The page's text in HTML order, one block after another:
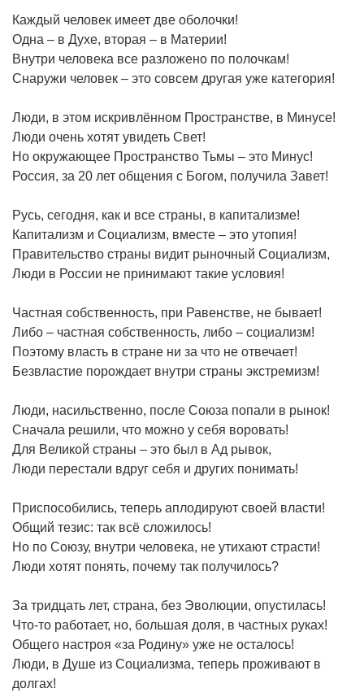
Каждый человек имеет две оболочки!
Одна – в Духе, вторая – в Материи!
Внутри человека все разложено по полочкам!
Снаружи человек – это совсем другая уже категория!
Люди, в этом искривлённом Пространстве, в Минусе!
Люди очень хотят увидеть Свет!
Но окружающее Пространство Тьмы – это Минус!
Россия, за 20 лет общения с Богом, получила Завет!
Русь, сегодня, как и все страны, в капитализме!
Капитализм и Социализм, вместе – это утопия!
Правительство страны видит рыночный Социализм,
Люди в России не принимают такие условия!
Частная собственность, при Равенстве, не бывает!
Либо – частная собственность, либо – социализм!
Поэтому власть в стране ни за что не отвечает!
Безвластие порождает внутри страны экстремизм!
Люди, насильственно, после Союза попали в рынок!
Сначала решили, что можно у себя воровать!
Для Великой страны – это был в Ад рывок,
Люди перестали вдруг себя и других понимать!
Приспособились, теперь аплодируют своей власти!
Общий тезис: так всё сложилось!
Но по Союзу, внутри человека, не утихают страсти!
Люди хотят понять, почему так получилось?
За тридцать лет, страна, без Эволюции, опустилась!
Что-то работает, но, большая доля, в частных руках!
Общего настроя «за Родину» уже не осталось!
Люди, в Душе из Социализма, теперь проживают в
долгах!